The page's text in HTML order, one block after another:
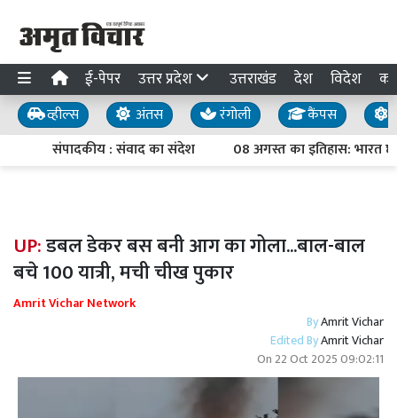
ई-पेपर उत्तर प्रदेश उत्तराखंड देश विदेश
व्हील्स अंतस रंगोली कैंपस
संपादकीय : संवाद का संदेश
08 अगस्त का इतिहास: भारत
UP:डबल डेकर बस बनी आग का गोला...बाल-बाल
बचे 100 यात्री, मची चीख पुकार
Amrit Vichar Network
ByAmrit Vichar
Edited ByAmrit Vichar
On 22 Oct 2025 09:02:11